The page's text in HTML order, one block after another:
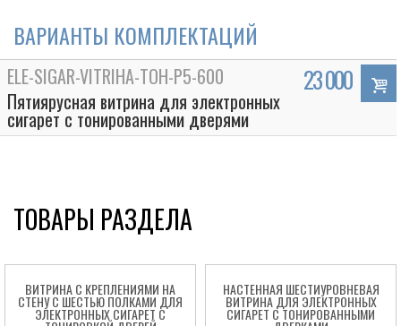
ВАРИАНТЫ КОМПЛЕКТАЦИЙ
ELE-SIGAR-VITRIHA-TOH-P5-600
Пятиярусная витрина для электронных
сигарет с тонированными дверями
23 000
ТОВАРЫ РАЗДЕЛА
ВИТРИНА С КРЕПЛЕНИЯМИ НА
СТЕНУ С ШЕСТЬЮ ПОЛКАМИ ДЛЯ
ЭЛЕКТРОННЫХ СИГАРЕТ С
НАСТЕННАЯ ШЕСТИУРОВНЕВАЯ
ВИТРИНА ДЛЯ ЭЛЕКТРОННЫХ
СИГАРЕТ С ТОНИРОВАННЫМИ